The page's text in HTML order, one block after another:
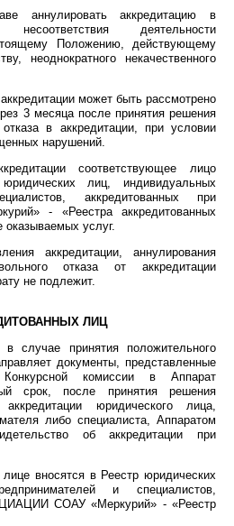
аннулировать аккредитацию в
деятельности
Положению, действующему
неоднократного некачественного
может быть рассмотрено
3 месяца после принятия решения
в аккредитации, при условии
нарушений.
соответствующее лицо
лиц, индивидуальных
аккредитованных при
- «Реестра аккредитованных
услуг.
аккредитации, аннулирования
отказа от аккредитации
не подлежит.
ЛИЦ
случае принятия положительного
документы, представленные
комиссии в Аппарат
срок, после принятия решения
юридического лица,
либо специалиста, Аппаратом
об аккредитации при
вносятся в Реестр юридических
и специалистов,
СОАУ «Меркурий» - «Реестр